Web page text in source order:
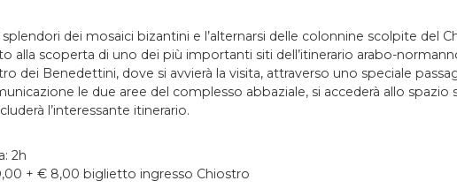
splendori dei mosaici bizantini e l’alternarsi delle colonnine scolpite del
alla scoperta di uno dei più importanti siti dell’itinerario arabo-
dei Benedettini, dove si avvierà la visita, attraverso uno speciale
le due aree del complesso abbaziale, si accederà allo
l’interessante itinerario.
2h
+ € 8,00 biglietto ingresso Chiostro